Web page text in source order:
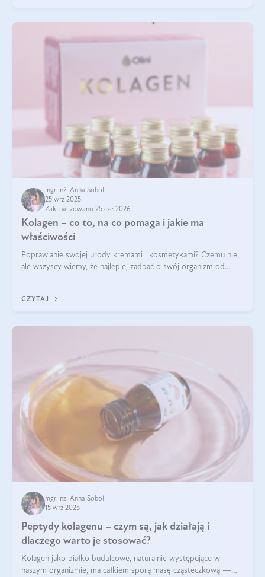
mgr inż. Anna Sobol
25 wrz 2025
Zaktualizowano 25 cze 2026
Kolagen – co to, na co pomaga i jakie ma
właściwości
Poprawianie swojej urody kremami i kosmetykami? Czemu nie,
ale wszyscy wiemy, że najlepiej zadbać o swój organizm od
wysokiej jakości suplem
CZYTAJ
mgr inż. Anna Sobol
15 wrz 2025
Peptydy kolagenu – czym są, jak działają i
dlaczego warto je stosować?
Kolagen jako białko budulcowe, naturalnie występujące w
naszym organizmie, ma całkiem sporą masę cząsteczkową —